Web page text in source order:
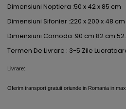
Dimensiuni Noptiera :50 x 42 x 85 cm
Dimensiuni Sifonier :220 x 200 x 48 cm
Dimensiuni Comoda :90 cm 82 cm
Termen De Livrare : 3-5 Zile
Livrare:
Oferim transport gratuit oriunde in Romania in